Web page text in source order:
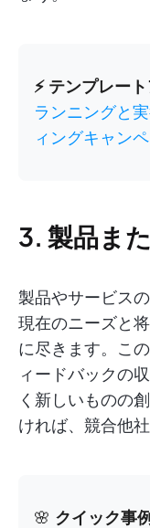
⚡ テンプレー
ランニングと
ィングキャン
3. 製品ま
製品やサービス
現在のニーズと
に尽きます。こ
ィードバックの
く新しいものの
ければ、競合他
🌸 クイック事